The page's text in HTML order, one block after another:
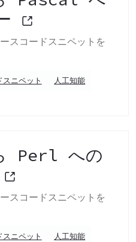
スコードスニペットを
スニペット
人工知能
Perl への
スコードスニペットを
スニペット
人工知能